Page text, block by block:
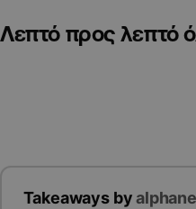
Λεπτό προς λεπτό
Takeaways by